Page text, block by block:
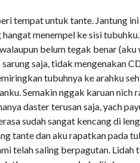
tempat untuk tante. Jantung
menempel ke sisi
belum tegak benar
saja, tidak mengenakan
tubuhnya ke arahku
Semakin nggak karuan nich
daster terusan saja, yach
sudah sangat kencang di
tante dan aku rapatkan pada
telah saling berpagutan. Lidah